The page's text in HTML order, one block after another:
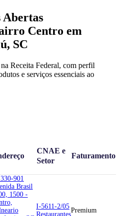
Abertas
Centro em
SC
Receita Federal, com perfil
e serviços essenciais ao
CNAE e
Setor
Faturamento
901
Brasil
1500 -
I-5611-2/05
Restaurantes
Premium